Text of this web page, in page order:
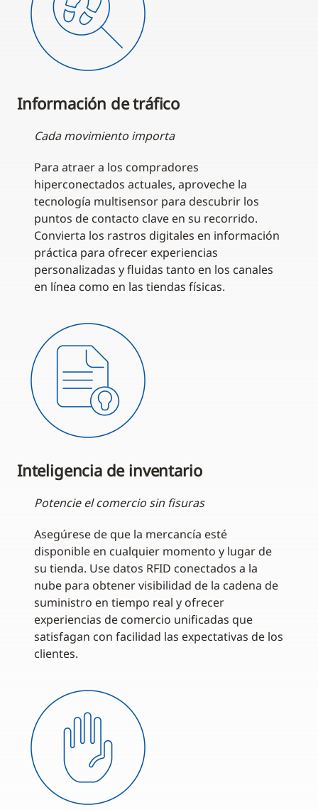
Información de tráfico
Cada movimiento importa
Para atraer a los compradores
hiperconectados actuales, aproveche la
tecnología multisensor para descubrir los
puntos de contacto clave en su recorrido.
Convierta los rastros digitales en información
práctica para ofrecer experiencias
personalizadas y fluidas tanto en los canales
en línea como en las tiendas físicas.
Inteligencia de inventario
Potencie el comercio sin fisuras
Asegúrese de que la mercancía esté
disponible en cualquier momento y lugar de
su tienda. Use datos RFID conectados a la
nube para obtener visibilidad de la cadena de
suministro en tiempo real y ofrecer
experiencias de comercio unificadas que
satisfagan con facilidad las expectativas de los
clientes.